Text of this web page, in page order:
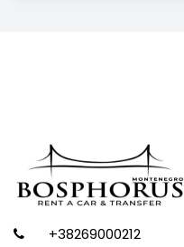
+38269000212